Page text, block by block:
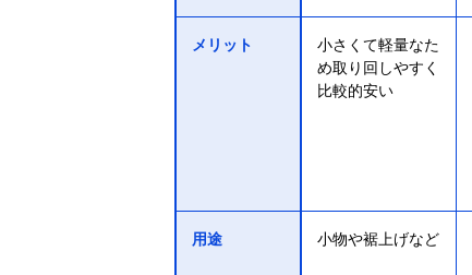
メリット
小さくて軽量なた
め取り回しやすく
比較的安い
用途 小物や裾上げなど